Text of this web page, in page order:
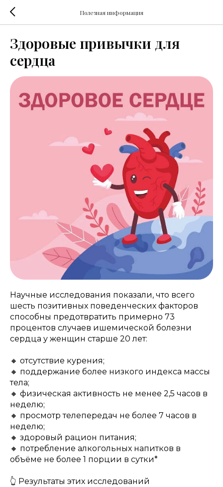
Полезная информация
Здоровые привычки для
сердца
Научные исследования показали, что всего
шесть позитивных поведенческих факторов
способны предотвратить примерно 73
процентов случаев ишемической болезни
сердца у женщин старше 20 лет:
🔸 отсутствие курения;
🔸 поддержание более низкого индекса массы
тела;
🔸 физическая активность не менее 2,5 часов в
неделю;
🔸 просмотр телепередач не более 7 часов в
неделю;
🔸 здоровый рацион питания;
🔸 потребление алкогольных напитков в
объёме не более 1 порции в сутки*
👆 Результаты этих исследований